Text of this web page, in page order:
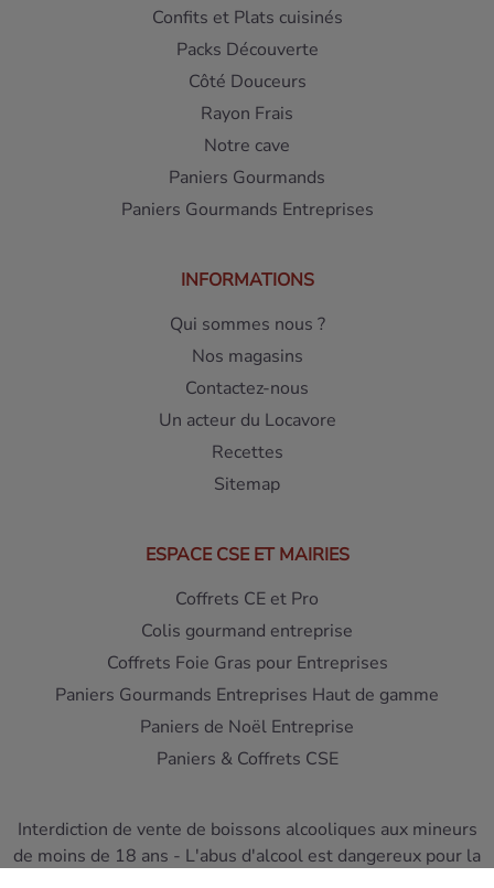
Confits et Plats cuisinés
Packs Découverte
Côté Douceurs
Rayon Frais
Notre cave
Paniers Gourmands
Paniers Gourmands Entreprises
INFORMATIONS
Qui sommes nous ?
Nos magasins
Contactez-nous
Un acteur du Locavore
Recettes
Sitemap
ESPACE CSE ET MAIRIES
Coffrets CE et Pro
Colis gourmand entreprise
Coffrets Foie Gras pour Entreprises
Paniers Gourmands Entreprises Haut de gamme
Paniers de Noël Entreprise
Paniers & Coffrets CSE
Interdiction de vente de boissons alcooliques aux mineurs
de moins de 18 ans - L'abus d'alcool est dangereux pour la